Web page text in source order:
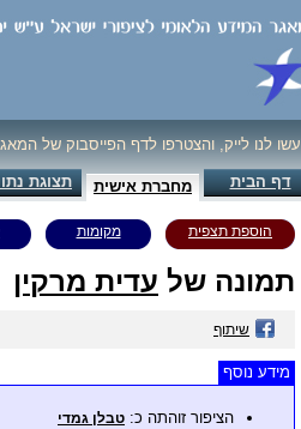
עשו לנו לייק, והצטרפו לדף הפייסבוק של
דף הבית מחברת אישית תצוגת
הוספת תצפית מקומות
תמונה של עדית מרקין
שיתוף
מידע נוסף
הציפור זוהתה כ: טבלן גמדי